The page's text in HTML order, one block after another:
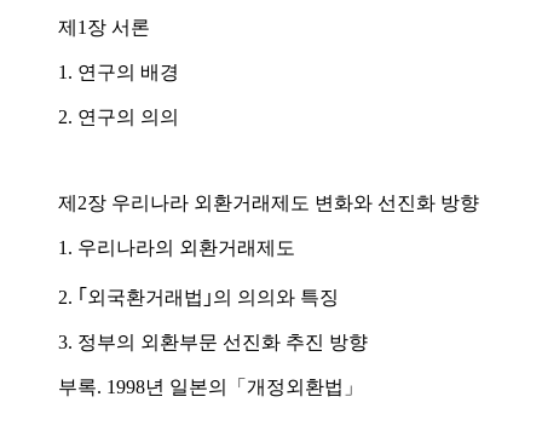
제1장 서론
1. 연구의 배경
2. 연구의 의의
제2장 우리나라 외환거래제도 변화와 선진화 방향
1. 우리나라의 외환거래제도
2. ｢외국환거래법｣의 의의와 특징
3. 정부의 외환부문 선진화 추진 방향
부록. 1998년 일본의「개정외환법」